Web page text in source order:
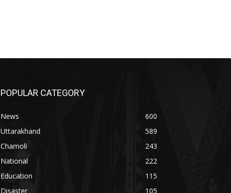
POPULAR CATEGORY
News
600
Uttarakhand
589
Chamoli
243
National
222
Education
115
Disaster
105